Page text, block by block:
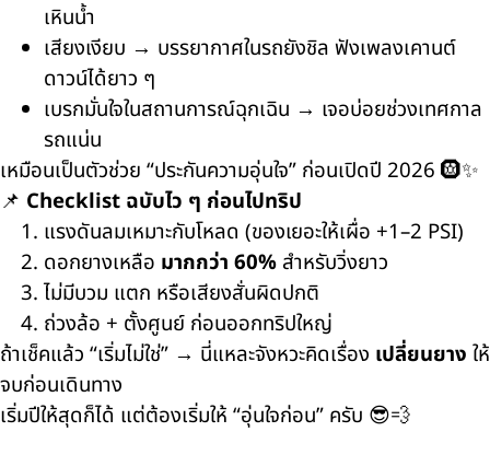
เหินน้ำ
เสียงเงียบ → บรรยากาศในรถยังชิล ฟังเพลงเคานต์
ดาวน์ได้ยาว ๆ
เบรกมั่นใจในสถานการณ์ฉุกเฉิน → เจอบ่อยช่วงเทศกาล
รถแน่น
เหมือนเป็นตัวช่วย “ประกันความอุ่นใจ” ก่อนเปิดปี 2026 🛞✨
📌 Checklist ฉบับไว ๆ ก่อนไปทริป
แรงดันลมเหมาะกับโหลด (ของเยอะให้เผื่อ +1–2 PSI)
ดอกยางเหลือ มากกว่า 60% สำหรับวิ่งยาว
ไม่มีบวม แตก หรือเสียงสั่นผิดปกติ
ถ่วงล้อ + ตั้งศูนย์ ก่อนออกทริปใหญ่
ถ้าเช็คแล้ว “เริ่มไม่ใช่” → นี่แหละจังหวะคิดเรื่อง เปลี่ยนยาง ให้
จบก่อนเดินทาง
เริ่มปีให้สุดก็ได้ แต่ต้องเริ่มให้ “อุ่นใจก่อน” ครับ 😎💨